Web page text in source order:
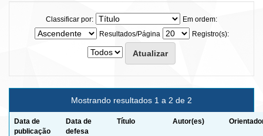
Classificar por:
Em ordem:
Resultados/Página
Registro(s):
Mostrando resultados 1 a 2 de 2
Data de
publicação
Data de
defesa
Título Autor(es)